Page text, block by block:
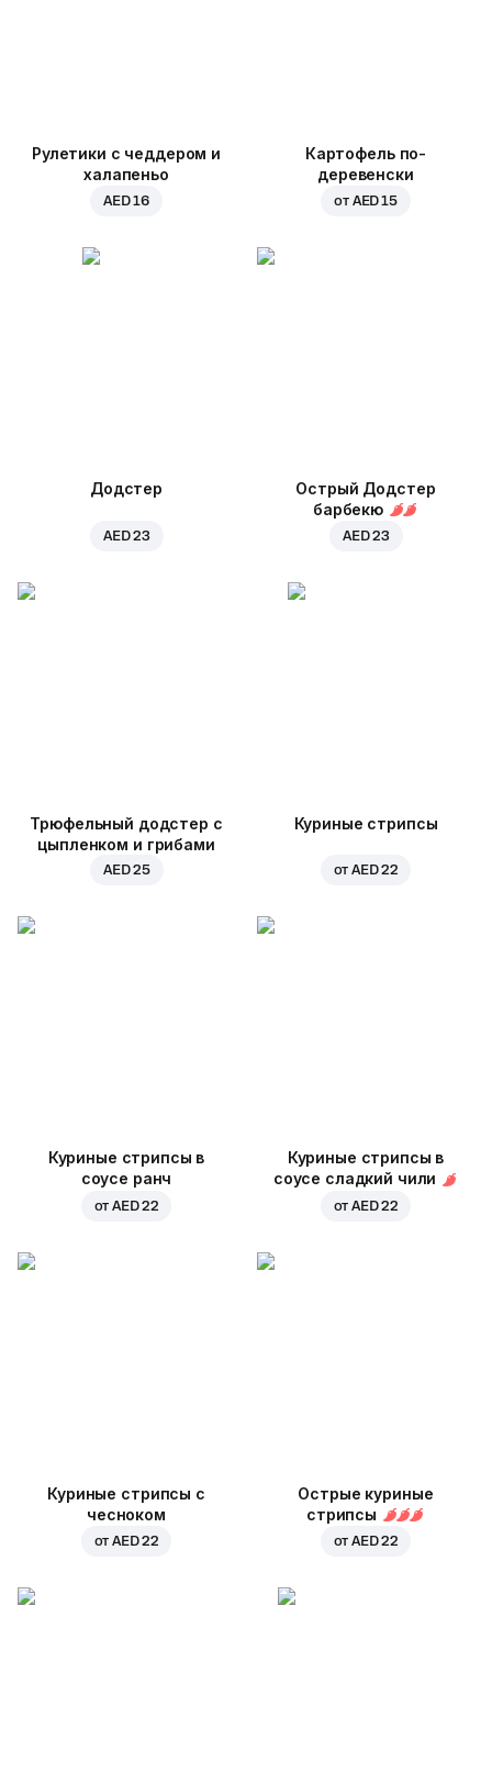
Рулетики с чеддером и
халапеньо
AED 16
Картофель по-
деревенски
от AED 15
Додстер
AED 23
Острый Додстер
барбекю
AED 23
Трюфельный додстер с
цыпленком и грибами
AED 25
Куриные стрипсы
отAED 22
Куриные стрипсы в
соусе ранч
отAED 22
Куриные стрипсы в
соусе сладкий чили
отAED 22
Куриные стрипсы с
чесноком
отAED 22
Острые куриные
стрипсы
отAED 22